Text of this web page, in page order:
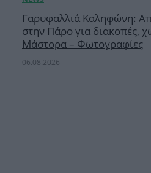
Γαρυφαλλιά Καληφώνη:
στην Πάρο για διακοπές,
Μάστορα – Φωτογραφίες
06.08.2026